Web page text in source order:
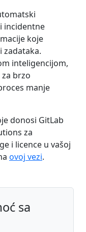
incidentne
koje
inteligencijom,
brzo
manje
donosi GitLab
za
i licence u vašoj
ovoj vezi.
sa